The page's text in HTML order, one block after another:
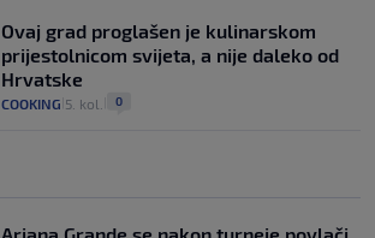
Ovaj grad proglašen je kulinarskom
prijestolnicom svijeta, a nije daleko od
Hrvatske
COOKING 5. kol. 0